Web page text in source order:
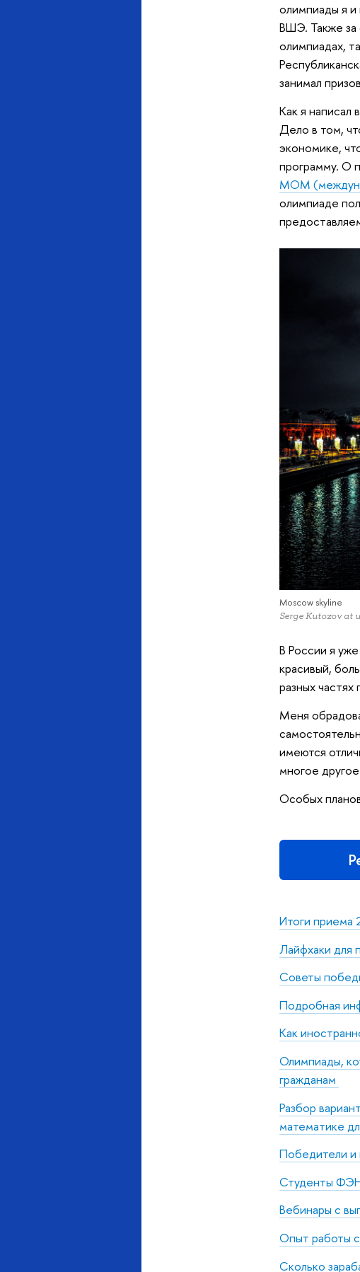
олимпиады я и
ВШЭ. Также за
олимпиадах,
занимал
Как я написал
Дело в том,
экономике,
программу. О
МОМ
олимпиаде
Moscow skyline
Serge Kutozov at
В России я
красивый,
разных
Меня
имеются
многое
Особых
Итоги приема
Лайфхаки для
Советы
Подробная
Как
Олимпиады,
гражданам
Разбор
математике
Победители и
Студенты
Вебинары с
Опыт работы
Сколько